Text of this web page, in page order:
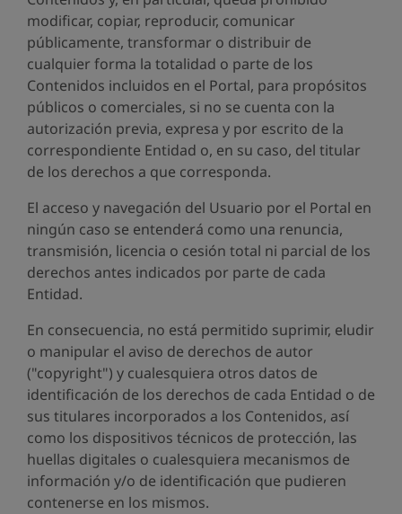
modificar, copiar, reproducir, comunicar
públicamente, transformar o distribuir de
cualquier forma la totalidad o parte de los
Contenidos incluidos en el Portal, para propósitos
públicos o comerciales, si no se cuenta con la
autorización previa, expresa y por escrito de la
correspondiente Entidad o, en su caso, del titular
de los derechos a que corresponda.
El acceso y navegación del Usuario por el Portal en
ningún caso se entenderá como una renuncia,
transmisión, licencia o cesión total ni parcial de los
derechos antes indicados por parte de cada
Entidad.
En consecuencia, no está permitido suprimir, eludir
o manipular el aviso de derechos de autor
("copyright") y cualesquiera otros datos de
identificación de los derechos de cada Entidad o de
sus titulares incorporados a los Contenidos, así
como los dispositivos técnicos de protección, las
huellas digitales o cualesquiera mecanismos de
información y/o de identificación que pudieren
contenerse en los mismos.